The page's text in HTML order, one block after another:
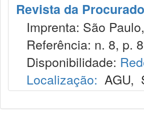
Revista da
Imprenta: São
Referência: n. 8, p.
Disponibilidade:
Localização: AGU,